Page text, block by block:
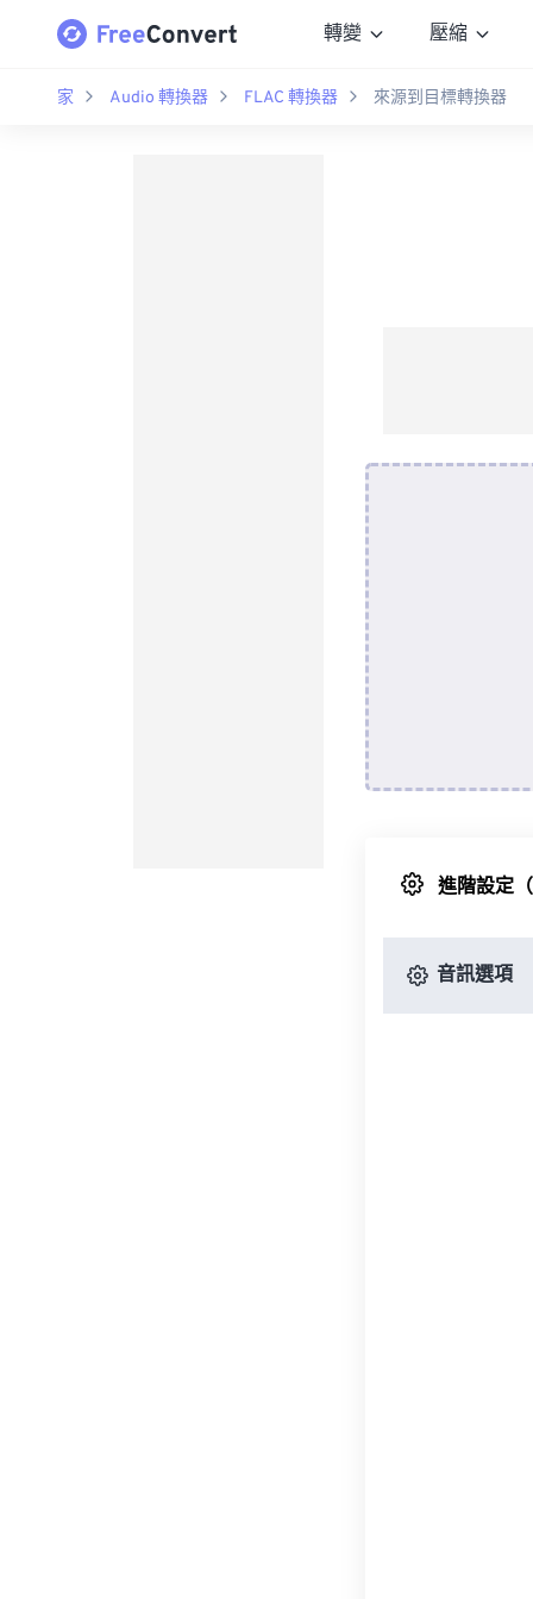
轉變 壓縮
家 Audio 轉換器 FLAC 轉換器 來源到目標轉換器
進階設定
音訊選項